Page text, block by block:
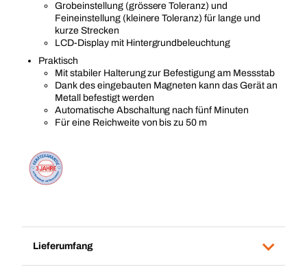
Grobeinstellung (grössere Toleranz) und
Feineinstellung (kleinere Toleranz) für lange und
kurze Strecken
LCD-Display mit Hintergrundbeleuchtung
Praktisch
Mit stabiler Halterung zur Befestigung am Messstab
Dank des eingebauten Magneten kann das Gerät an
Metall befestigt werden
Automatische Abschaltung nach fünf Minuten
Für eine Reichweite von bis zu 50 m
Lieferumfang